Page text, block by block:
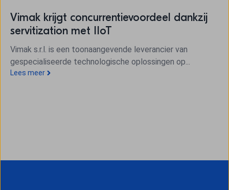
Vimak krijgt concurrentievoordeel dankzij
servitization met IIoT
Vimak s.r.l. is een toonaangevende leverancier van
gespecialiseerde technologische oplossingen op...
Lees meer